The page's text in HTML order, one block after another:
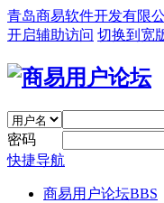
青岛商易软件开发有限
开启辅助访问 切换到宽
密码
快捷导航
商易用户论坛BBS